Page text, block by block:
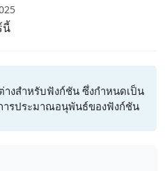
นี้
งสำหรับฟังก์ชัน ซึ่งกำหนดเป็น
ารประมาณอนุพันธ์ของฟังก์ชัน